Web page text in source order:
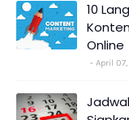
10
Online
April